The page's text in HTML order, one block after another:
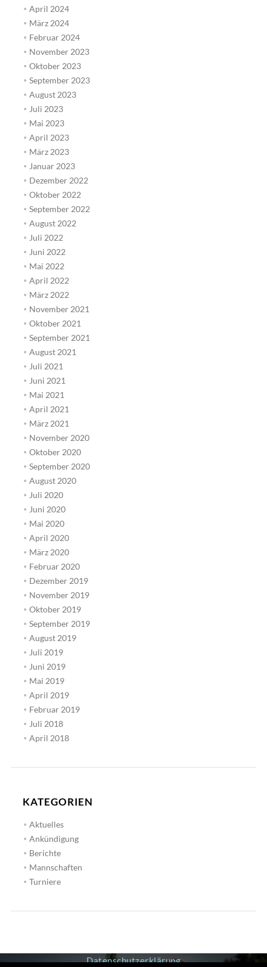
April 2024
März 2024
Februar 2024
November 2023
Oktober 2023
September 2023
August 2023
Juli 2023
Mai 2023
April 2023
März 2023
Januar 2023
Dezember 2022
Oktober 2022
September 2022
August 2022
Juli 2022
Juni 2022
Mai 2022
April 2022
März 2022
November 2021
Oktober 2021
September 2021
August 2021
Juli 2021
Juni 2021
Mai 2021
April 2021
März 2021
November 2020
Oktober 2020
September 2020
August 2020
Juli 2020
Juni 2020
Mai 2020
April 2020
März 2020
Februar 2020
Dezember 2019
November 2019
Oktober 2019
September 2019
August 2019
Juli 2019
Juni 2019
Mai 2019
April 2019
Februar 2019
Juli 2018
April 2018
KATEGORIEN
Aktuelles
Ankündigung
Berichte
Mannschaften
Turniere
Datenschutzerklärung